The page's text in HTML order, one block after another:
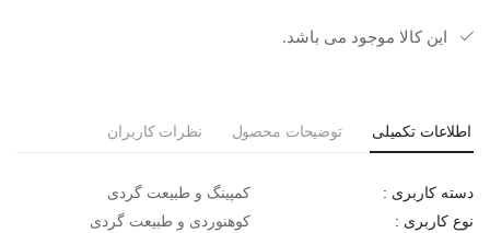
این کالا موجود می باشد.
اطلاعات تکمیلی توضیحات محصول نظرات کاربران
دسته کاربری : کمپینگ و طبیعت گردی
نوع کاربری : کوهنوردی و طبیعت گردی